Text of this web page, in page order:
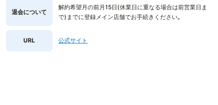
退会について
解約希望月の前月15日(休業日に重なる場合は前営業日ま
で)までに登録メイン店舗でお手続きください｡
URL 公式サイト